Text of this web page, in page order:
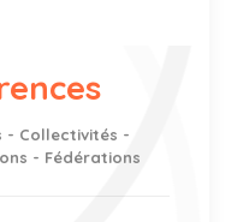
- Collectivités -
- Fédérations